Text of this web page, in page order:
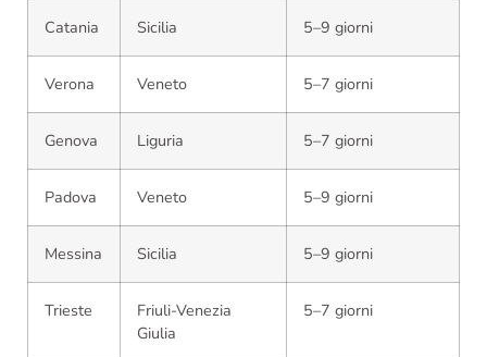
Catania Sicilia 5–9 giorni
Verona Veneto 5–7 giorni
Genova Liguria 5–7 giorni
Padova Veneto 5–9 giorni
Messina Sicilia 5–9 giorni
Trieste
Friuli-Venezia
Giulia
5–7 giorni